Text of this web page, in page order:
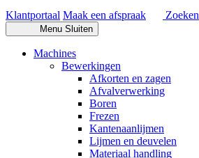
Klantportaal Maak een afspraak Zoeken
Menu Sluiten
Machines
Bewerkingen
Afkorten en zagen
Afvalverwerking
Boren
Frezen
Kantenaanlijmen
Lijmen en deuvelen
Materiaal handling